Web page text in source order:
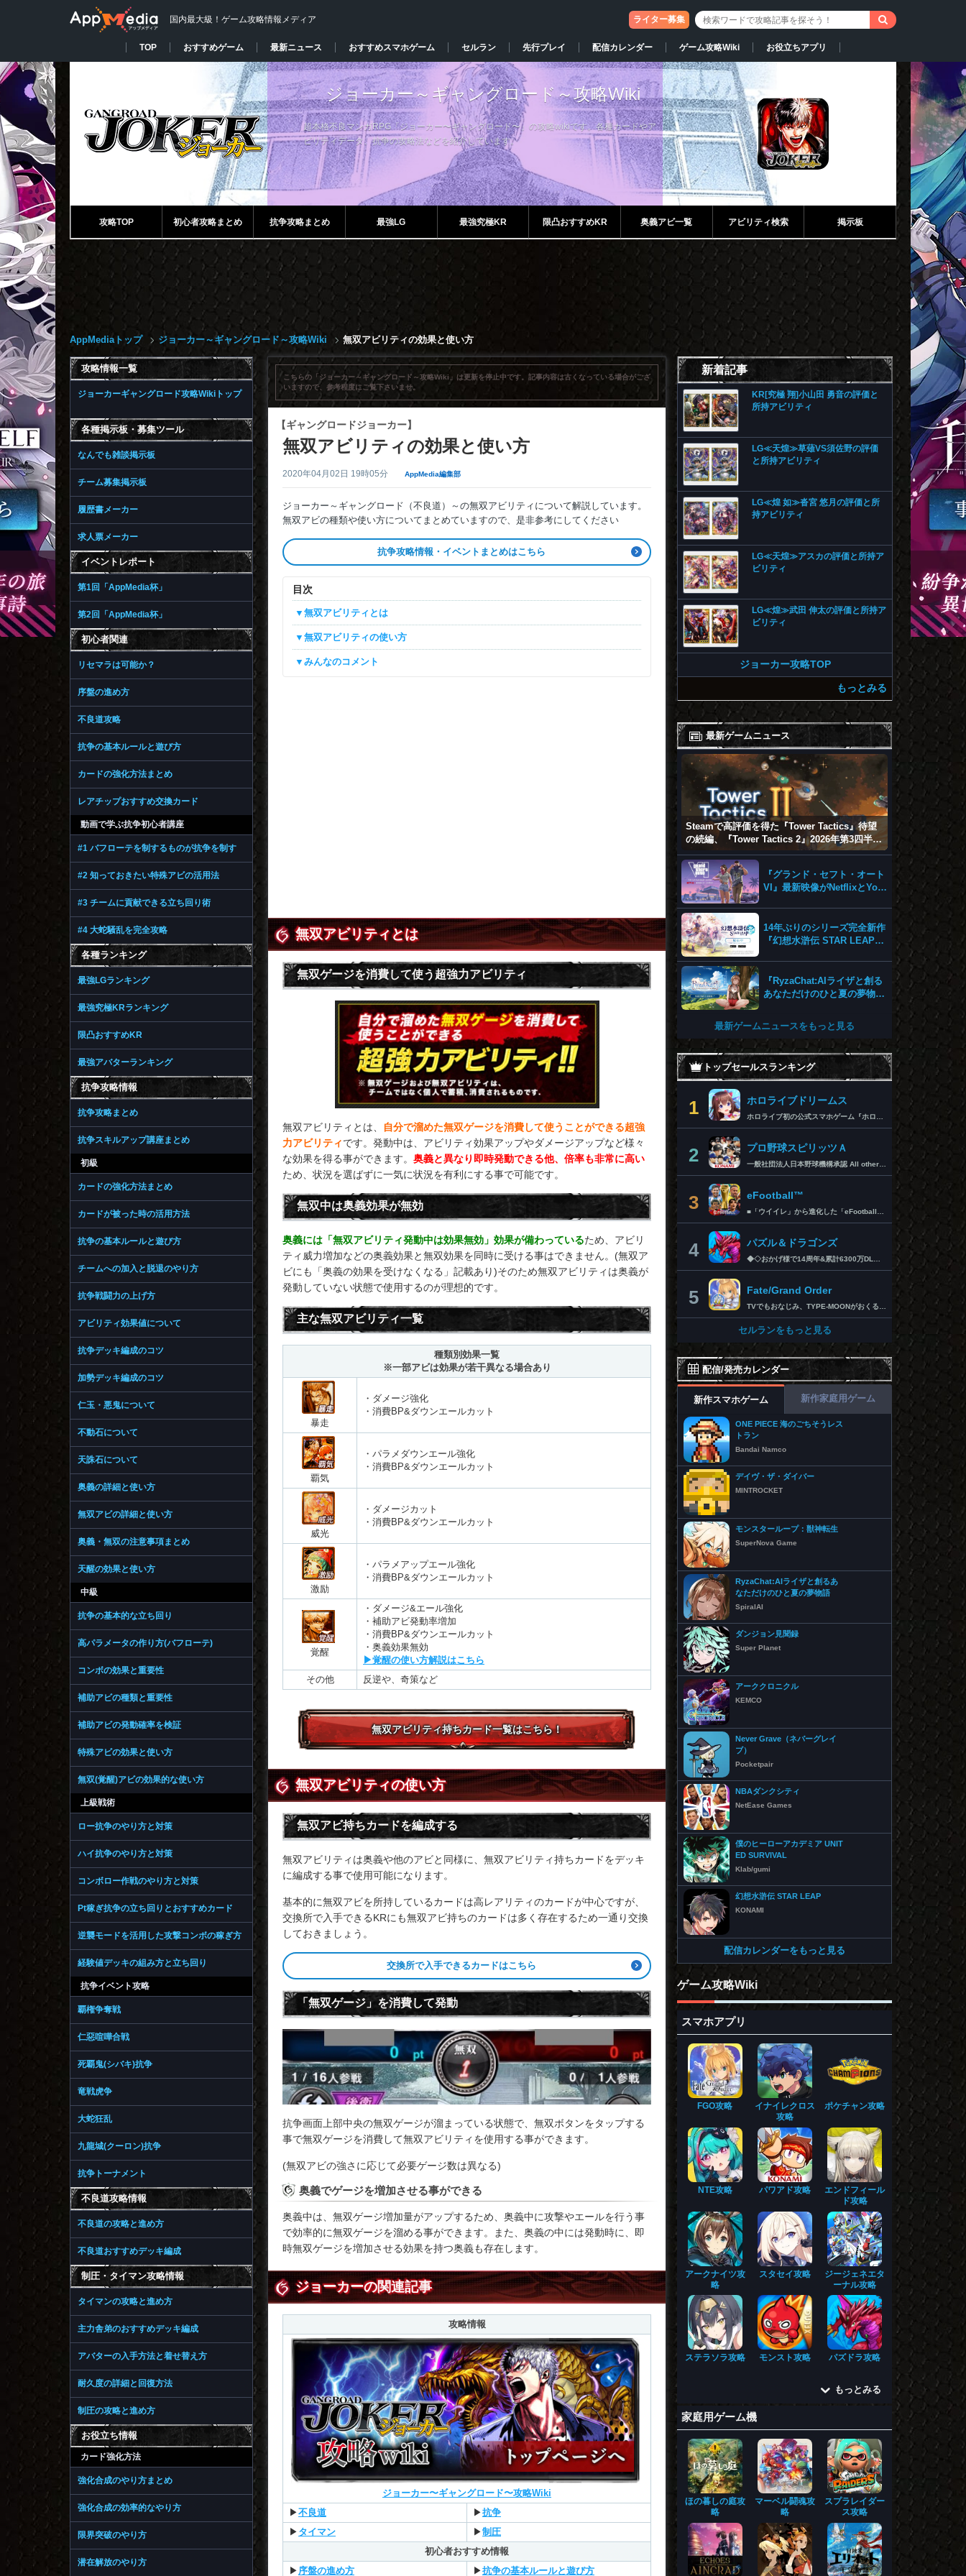
国内最大級！ゲーム攻略情報メディア ライター募集
TOP おすすめゲーム 最新ニュース おすすめスマホゲーム セルラン 先行プレイ 配信カレンダー ゲーム攻略Wiki お役立ちアプリ
ジョーカー～ギャングロード～攻略Wiki
超本格不良マンガRPG「ジョーカー〜ギャングロード〜」の攻略wikiです。各種カードやア
ビリティデータ、抗争の攻略法などを紹介しています。
攻略TOP 初心者攻略まとめ 抗争攻略まとめ 最強LG 最強究極KR 限凸おすすめKR 奥義アビ一覧 アビリティ検索 掲示板
AppMediaトップ ジョーカー～ギャングロード～攻略Wiki 無双アビリティの効果と使い方
こちらの「ジョーカー～ギャングロード～攻略Wiki」は更新を停止中です。記事内容は古くなっている場合がござ
いますので、参考程度にご覧下さいませ。
【ギャングロードジョーカー】
無双アビリティの効果と使い方
2020年04月02日 19時05分 AppMedia編集部
ジョーカー～ギャングロード（不良道）～の無双アビリティについて解説しています。
無双アビの種類や使い方についてまとめていますので、是非参考にしてください
抗争攻略情報・イベントまとめはこちら
目次
▼無双アビリティとは
▼無双アビリティの使い方
▼みんなのコメント
無双アビリティとは
無双ゲージを消費して使う超強力アビリティ
無双アビリティとは、
自分で溜めた無双ゲージを消費して使うことができる超強
力アビリティです。発動中は、アビリティ効果アップやダメージアップなど様々
な効果を得る事ができます。 奥義と異なり即時発動できる他、倍率も非常に高い
ため、状況を選ばずに一気に状況を有利にする事で可能です。
無双中は奥義効果が無効
奥義には「無双アビリティ発動中は効果無効」効果が備わっているため、アビリ
ティ威力増加などの奥義効果と無双効果を同時に受ける事はできません。(無双ア
ビにも「奥義の効果を受けなくなる」記載あり)そのため無双アビリティは奥義が
発動していない状態で使用するのが理想的です。
主な無双アビリティ一覧
種類別効果一覧
※一部アビは効果が若干異なる場合あり
暴走
・ダメージ強化
・消費BP&ダウンエールカット
覇気
・パラメダウンエール強化
・消費BP&ダウンエールカット
威光
・ダメージカット
・消費BP&ダウンエールカット
激励
・パラメアップエール強化
・消費BP&ダウンエールカット
覚醒
・ダメージ&エール強化
・補助アビ発動率増加
・消費BP&ダウンエールカット
・奥義効果無効
▶︎覚醒の使い方解説はこちら
その他
反逆や、奇策など
無双アビリティ持ちカード一覧はこちら！
無双アビリティの使い方
無双アビ持ちカードを編成する
無双アビリティは奥義や他のアビと同様に、無双アビリティ持ちカードをデッキ
に編成する事で使用可能になります。
基本的に無双アビを所持しているカードは高レアリティのカードが中心ですが、
交換所で入手できるKRにも無双アビ持ちのカードは多く存在するため一通り交換
しておきましょう。
交換所で入手できるカードはこちら
「無双ゲージ」を消費して発動
抗争画面上部中央の無双ゲージが溜まっている状態で、無双ボタンをタップする
事で無双ゲージを消費して無双アビリティを使用する事ができます。
(無双アビの強さに応じて必要ゲージ数は異なる)
奥義でゲージを増加させる事ができる
奥義中は、無双ゲージ増加量がアップするため、奥義中に攻撃やエールを行う事
で効率的に無双ゲージを溜める事ができます。また、奥義の中には発動時に、即
時無双ゲージを増加させる効果を持つ奥義も存在します。
ジョーカーの関連記事
攻略情報
ジョーカー〜ギャングロード〜攻略Wiki
▶︎不良道 ▶︎抗争
▶︎ タイマン ▶︎制圧
初心者おすすめ情報
▶︎ 序盤の進め方 ▶︎抗争の基本ルールと遊び方
攻略情報一覧
ジョーカーギャングロード攻略Wikiトップ
各種掲示板・募集ツール
なんでも雑談掲示板
チーム募集掲示板
履歴書メーカー
求人票メーカー
イベントレポート
第1回「AppMedia杯」
第2回「AppMedia杯」
初心者関連
リセマラは可能か？
序盤の進め方
不良道攻略
抗争の基本ルールと遊び方
カードの強化方法まとめ
レアチップおすすめ交換カード
動画で学ぶ抗争初心者講座
#1 バフローテを制するものが抗争を制す
#2 知っておきたい特殊アビの活用法
#3 チームに貢献できる立ち回り術
#4 大蛇騒乱を完全攻略
各種ランキング
最強LGランキング
最強究極KRランキング
限凸おすすめKR
最強アバターランキング
抗争攻略情報
抗争攻略まとめ
抗争スキルアップ講座まとめ
初級
カードの強化方法まとめ
カードが被った時の活用方法
抗争の基本ルールと遊び方
チームへの加入と脱退のやり方
抗争戦闘力の上げ方
アビリティ効果値について
抗争デッキ編成のコツ
加勢デッキ編成のコツ
仁玉・悪鬼について
不動石について
天誅石について
奥義の詳細と使い方
無双アビの詳細と使い方
奥義・無双の注意事項まとめ
天醒の効果と使い方
中級
抗争の基本的な立ち回り
高パラメータの作り方(バフローテ)
コンボの効果と重要性
補助アビの種類と重要性
補助アビの発動確率を検証
特殊アビの効果と使い方
無双(覚醒)アビの効果的な使い方
上級戦術
ロー抗争のやり方と対策
ハイ抗争のやり方と対策
コンボロー作戦のやり方と対策
Pt稼ぎ抗争の立ち回りとおすすめカード
逆襲モードを活用した攻撃コンボの稼ぎ方
経験値デッキの組み方と立ち回り
抗争イベント攻略
覇権争奪戦
仁惡喧嘩合戦
死覇鬼(シバキ)抗争
竜戦虎争
大蛇狂乱
九龍城(クーロン)抗争
抗争トーナメント
不良道攻略情報
不良道の攻略と進め方
不良道おすすめデッキ編成
制圧・タイマン攻略情報
タイマンの攻略と進め方
主力舎弟のおすすめデッキ編成
アバターの入手方法と着せ替え方
耐久度の詳細と回復方法
制圧の攻略と進め方
お役立ち情報
カード強化方法
強化合成のやり方まとめ
強化合成の効率的なやり方
限界突破のやり方
潜在解放のやり方
新着記事
KR[究極 翔]小山田 勇音の評価と
所持アビリティ
LG≪天煌≫草薙VS須佐野の評価
と所持アビリティ
LG≪煌 如≫沓宮 悠月の評価と所
持アビリティ
LG≪天煌≫アスカの評価と所持ア
ビリティ
LG≪煌≫武田 伸太の評価と所持ア
ビリティ
ジョーカー攻略TOP
もっとみる
最新ゲームニュース
Steamで高評価を得た『Tower Tactics』待望
の続編、『Tower Tactics 2』2026年第3四半期
に早期アクセス開始
『グランド・セフト・オート
VI』最新映像がNetflixとYou
14年ぶりのシリーズ完全新作
『幻想水滸伝 STAR LEAP』
『RyzaChat:AIライザと創る
あなただけのひと夏の夢物
自由な冒険を進めていくシス
テムはこれまでにない新鮮な
体験が楽しめる【先行プレイ
レポート】
最新ゲームニュースをもっと見る
トップセールスランキング
1 ホロライブドリームス
2 プロ野球スピリッツＡ
3 eFootball™
4 パズル＆ドラゴンズ
5 Fate/Grand Order
セルランをもっと見る
配信/発売カレンダー
新作スマホゲーム 新作家庭用ゲーム
ONE PIECE 海のごちそうレス
トラン
Bandai Namco
デイヴ・ザ・ダイバー
MINTROCKET
モンスターループ：獣神転生
SuperNova Game
RyzaChat:AIライザと創るあ
なただけのひと夏の夢物語
SpiralAI
ダンジョン見聞録
Super Planet
アーククロニクル
KEMCO
Never Grave（ネバーグレイ
ブ）
Pocketpair
NBAダンクシティ
NetEase Games
僕のヒーローアカデミア UNIT
ED SURVIVAL
Klab/gumi
幻想水滸伝 STAR LEAP
KONAMI
配信カレンダーをもっと見る
ゲーム攻略Wiki
スマホアプリ
FGO攻略
イナイレクロス
攻略
ポケチャン攻略
NTE攻略 パワアド攻略
エンドフィール
ド攻略
アークナイツ攻
略
スタセイ攻略
ジージェネエタ
ーナル攻略
ステラソラ攻略 モンスト攻略 パズドラ攻略
もっとみる
家庭用ゲーム機
ほの暮しの庭攻
略
マーベル闘魂攻
略
スプラレイダー
ス攻略